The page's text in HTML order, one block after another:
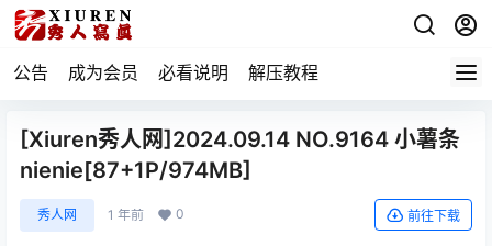
公告 成为会员 必看说明 解压教程
[Xiuren秀人网]2024.09.14 NO.9164 小薯条
nienie[87+1P/974MB]
秀人网 1 年前 0 前往下载